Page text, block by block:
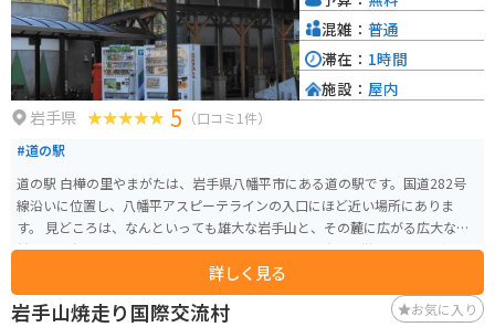
岩手県 5 （口コミ1件）
#道の駅
道の駅 白樺の里やまがたは、岩手県八幡平市にある道の駅です。国道282号
線沿いに位置し、八幡平アスピーテラインの入口にほど近い場所にありま
す。 見どころは、なんといっても雄大な岩手山と、その麓に広がる広大な自
然です。春には可憐な花々、夏には緑豊かな景色、秋には燃えるような紅
葉、冬には真っ白な雪景色と、四季折々の絶景を楽しむことができます。 特
産品としては、地元産の新鮮な野菜や山菜、きのこなどが人気です。また、
八幡平ポークや八幡平マッシュルームなど、地元の食材を使った料理も楽し
詳しく見る
混雑： 普通
滞在： 1時間
施設： 屋内
岩手山焼走り国際交流村 お気に入り